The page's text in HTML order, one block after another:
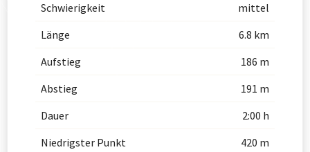
Schwierigkeit
mittel
Länge
6.8 km
Aufstieg
186 m
Abstieg
191 m
Dauer
2:00 h
Niedrigster Punkt
420 m